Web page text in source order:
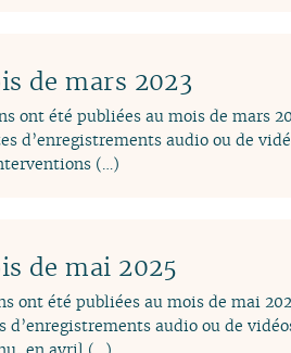
de mars 2023
ont été publiées au mois de mars
d’enregistrements audio ou de
(…)
de mai 2025
ont été publiées au mois de mai
d’enregistrements audio ou de